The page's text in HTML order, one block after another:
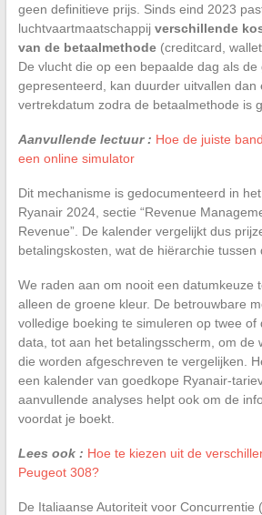
geen definitieve prijs. Sinds eind 2023
luchtvaartmaatschappij verschillende
van de betaalmethode(creditcard,
De vlucht die op een bepaalde dag als
gepresenteerd, kan duurder uitvallen dan
vertrekdatum zodra de betaalmethode is
Aanvullende lectuur : Hoe de juiste
een online simulator
Dit mechanisme is gedocumenteerd in
Ryanair 2024, sectie “Revenue
Revenue”. De kalender vergelijkt dus
betalingskosten, wat de hiërarchie tussen
We raden aan om nooit een datumkeuze
alleen de groene kleur. De betrouwbare
volledige boeking te simuleren op twee of
data, tot aan het betalingsscherm, om de
die worden afgeschreven te vergelijken.
een kalender van goedkope Ryanair-
aanvullende analyses helpt ook om de
voordat je boekt.
Lees ook : Hoe te kiezen uit de
Peugeot 308?
De Italiaanse Autoriteit voor Concurrentie